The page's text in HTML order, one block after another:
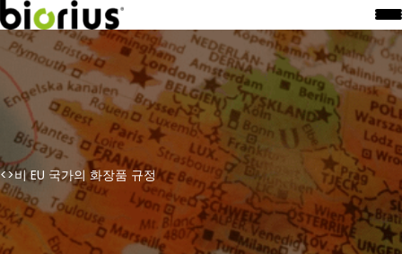
<>비 EU 국가의 화장품 규정